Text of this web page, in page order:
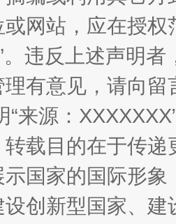
网站，应在授
。违反上述声明
有意见，请向
“来源：
转载目的在于传
国家的国际形
创新型国家、